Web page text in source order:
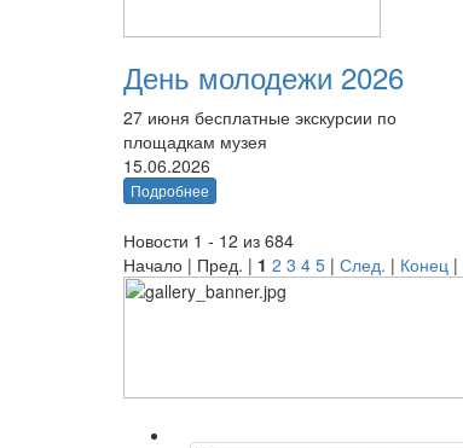
День молодежи 2026
27 июня бесплатные экскурсии по
площадкам музея
15.06.2026
Подробнее
Новости 1 - 12 из 684
Начало | Пред. | 1 2 3 4 5 | След. | Конец |